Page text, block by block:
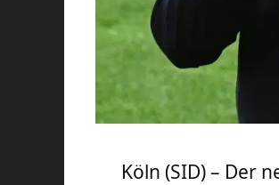
Köln (SID) – Der